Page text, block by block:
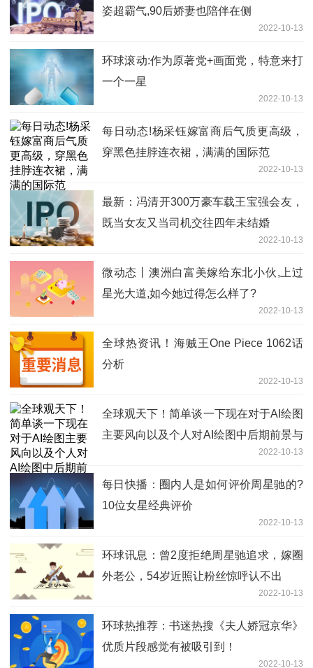
姿超霸气,90后娇妻也陪伴在侧
2022-10-13
环球滚动:作为原著党+画面党，特意来打
一个一星
2022-10-13
每日动态!杨采钰嫁富商后气质更高级，
穿黑色挂脖连衣裙，满满的国际范
2022-10-13
最新：冯清开300万豪车载王宝强会友，
既当女友又当司机交往四年未结婚
2022-10-13
微动态丨澳洲白富美嫁给东北小伙,上过
星光大道,如今她过得怎么样了?
2022-10-13
全球热资讯！海贼王One Piece 1062话
分析
2022-10-13
全球观天下！简单谈一下现在对于AI绘图
主要风向以及个人对AI绘图中后期前景与
2022-10-13
每日快播：圈内人是如何评价周星驰的?
10位女星经典评价
2022-10-13
环球讯息：曾2度拒绝周星驰追求，嫁圈
外老公，54岁近照让粉丝惊呼认不出
2022-10-13
环球热推荐：书迷热搜《夫人娇冠京华》
优质片段感觉有被吸引到！
2022-10-13